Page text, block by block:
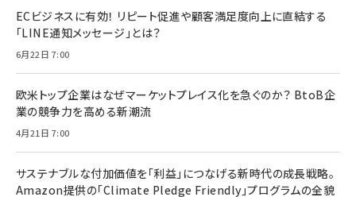
ECビジネスに有効！ リピート促進や顧客満足度向上に直結する
「LINE通知メッセージ」とは？
6月22日 7:00
欧米トップ企業はなぜマーケットプレイス化を急ぐのか？ BtoB企
業の競争力を高める新潮流
4月21日 7:00
サステナブルな付加価値を「利益」につなげる新時代の成長戦略。
Amazon提供の「Climate Pledge Friendly」プログラムの全貌